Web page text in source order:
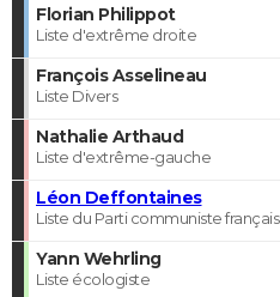
Florian Philippot
Liste d'extrême droite
François Asselineau
Liste Divers
Nathalie Arthaud
Liste d'extrême-gauche
Léon Deffontaines
Liste du Parti communiste français
Yann Wehrling
Liste écologiste